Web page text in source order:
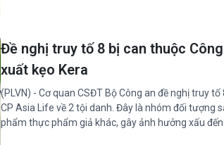
Đề nghị truy tố 8 bị can thuộc
xuất kẹo Kera
(PLVN) - Cơ quan CSĐT Bộ Công an đề nghị truy
CP Asia Life về 2 tội danh. Đây là nhóm đối tượng
phẩm thực phẩm giả khác, gây ảnh hưởng xấu